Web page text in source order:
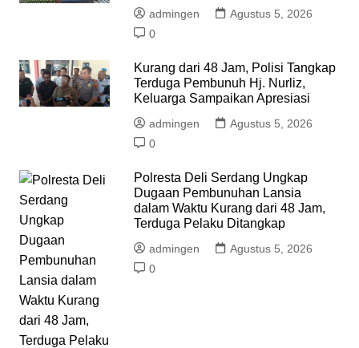
admingen
Agustus 5, 2026
0
Kurang dari 48 Jam, Polisi Tangkap
Terduga Pembunuh Hj. Nurliz,
Keluarga Sampaikan Apresiasi
admingen
Agustus 5, 2026
0
Polresta Deli Serdang Ungkap
Dugaan Pembunuhan Lansia
dalam Waktu Kurang dari 48 Jam,
Terduga Pelaku Ditangkap
admingen
Agustus 5, 2026
0